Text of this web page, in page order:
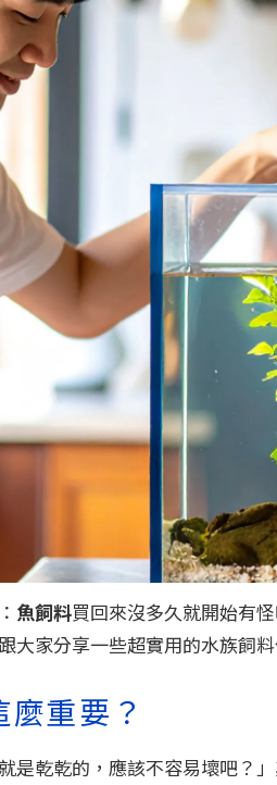
魚飼料買回來沒多久就開始有
大家分享一些超實用的水族飼
重要？
是乾乾的，應該不容易壞吧？」